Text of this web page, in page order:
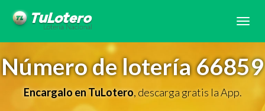
Número de lotería 66859
Encargalo en TuLotero, descarga gratis la App.